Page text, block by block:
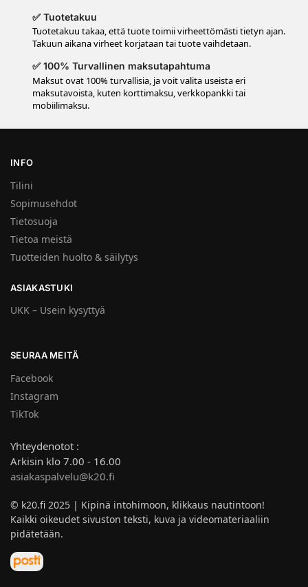
✅ Tuotetakuu
Tuotetakuu takaa, että tuote toimii virheettömästi tietyn ajan.
Takuun aikana virheet korjataan tai tuote vaihdetaan.
✅ 100% Turvallinen maksutapahtuma
Maksut ovat 100% turvallisia, ja voit valita useista eri
maksutavoista, kuten korttimaksu, verkkopankki tai
mobiilimaksu.
INFO
Tilini
Sopimusehdot
Tietosuoja
Tietoa meistä
Tuotteiden huolto & säilytys
ASIAKASTUKI
UKK – Usein kysyttyä
SEURAA MEITÄ
Facebook
Instagram
TikTok
Yhteydenotot :
Arkisin klo 7.00 - 16.00
asiakaspalvelu@k20.fi
© k20.fi 2025 | Kipinä intohimoon, klikkaus nautintoon!
Kaikki oikeudet sivuston teksti, kuva ja videomateriaaliin
pidätetään.